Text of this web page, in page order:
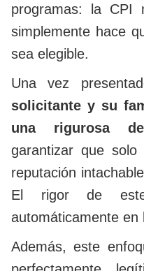
programas: la CPI
simplemente hace
sea elegible.
Una vez
solicitante y su
una rigurosa
garantizar que solo
reputación
El rigor de
automáticamente en
Además, este